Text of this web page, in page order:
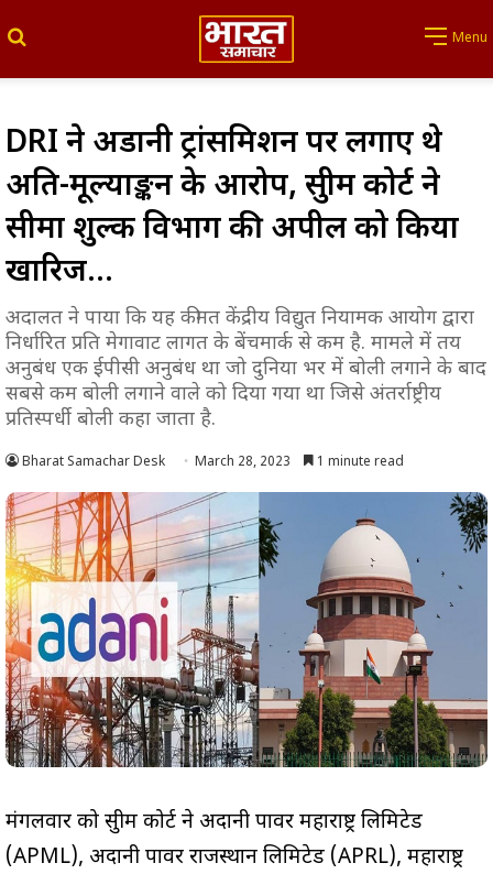
Menu
DRI ने अडानी ट्रांसमिशन पर लगाए थे
अति-मूल्याङ्कन के आरोप, सुप्रीम कोर्ट ने
सीमा शुल्क विभाग की अपील को किया
खारिज…
अदालत ने पाया कि यह कीमत केंद्रीय विद्युत नियामक आयोग द्वारा
निर्धारित प्रति मेगावाट लागत के बेंचमार्क से कम है. मामले में तय
अनुबंध एक ईपीसी अनुबंध था जो दुनिया भर में बोली लगाने के बाद
सबसे कम बोली लगाने वाले को दिया गया था जिसे अंतर्राष्ट्रीय
प्रतिस्पर्धी बोली कहा जाता है.
Bharat Samachar Desk March 28, 2023 1 minute read
मंगलवार को सुप्रीम कोर्ट ने अदानी पावर महाराष्ट्र लिमिटेड
(APML), अदानी पावर राजस्थान लिमिटेड (APRL), महाराष्ट्र